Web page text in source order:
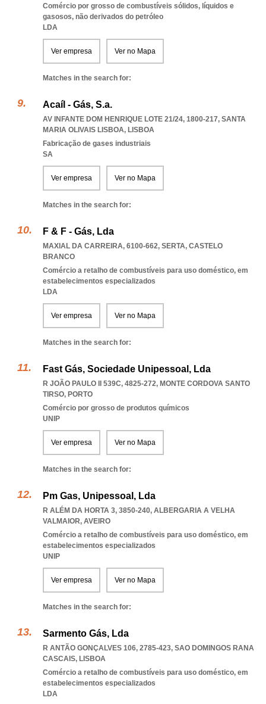
Comércio por grosso de combustíveis sólidos, líquidos e
gasosos, não derivados do petróleo
LDA
Ver empresa Ver no Mapa
Matches in the search for:
Acaíl - Gás, S.a.
AV INFANTE DOM HENRIQUE LOTE 21/24, 1800-217, SANTA
MARIA OLIVAIS LISBOA, LISBOA
Fabricação de gases industriais
SA
Ver empresa Ver no Mapa
Matches in the search for:
F & F - Gás, Lda
MAXIAL DA CARREIRA, 6100-662, SERTA, CASTELO
BRANCO
Comércio a retalho de combustíveis para uso doméstico, em
estabelecimentos especializados
LDA
Ver empresa Ver no Mapa
Matches in the search for:
Fast Gás, Sociedade Unipessoal, Lda
R JOÃO PAULO II 539C, 4825-272, MONTE CORDOVA SANTO
TIRSO, PORTO
Comércio por grosso de produtos químicos
UNIP
Ver empresa Ver no Mapa
Matches in the search for:
Pm Gas, Unipessoal, Lda
R ALÉM DA HORTA 3, 3850-240, ALBERGARIA A VELHA
VALMAIOR, AVEIRO
Comércio a retalho de combustíveis para uso doméstico, em
estabelecimentos especializados
UNIP
Ver empresa Ver no Mapa
Matches in the search for:
Sarmento Gás, Lda
R ANTÃO GONÇALVES 106, 2785-423, SAO DOMINGOS RANA
CASCAIS, LISBOA
Comércio a retalho de combustíveis para uso doméstico, em
estabelecimentos especializados
LDA